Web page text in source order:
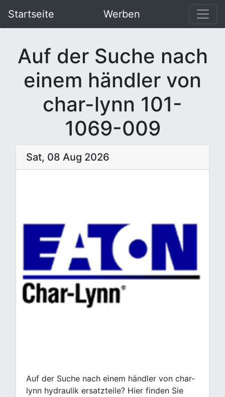
Startseite Werben
Auf der Suche nach
einem händler von
char-lynn 101-
1069-009
Sat, 08 Aug 2026
Auf der Suche nach einem händler von char-
lynn hydraulik ersatzteile? Hier finden Sie